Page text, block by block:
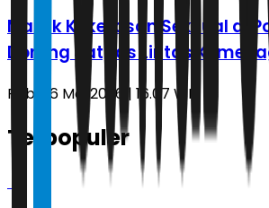
Marak Kekerasan Seksual di
Dorong Satgas Lintas
Rabu, 6 Mei 2026 | 16.07 WIB
Terpopuler